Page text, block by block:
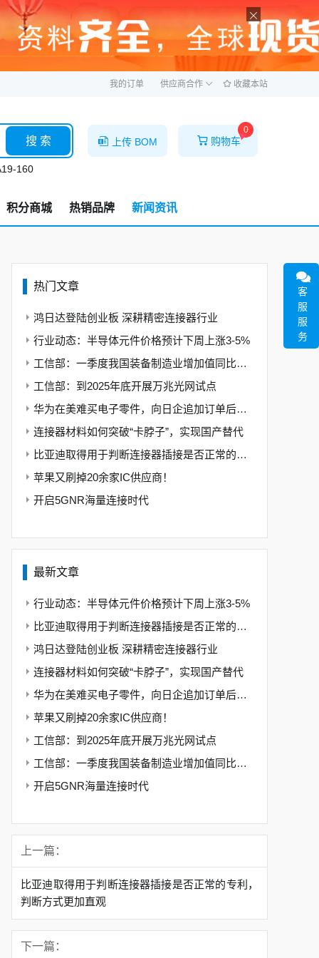
ဆ
我的订单 供应商合作 收藏本站
160
搜 索 上传 BOM
0
购物车
积分商城 热销品牌 新闻资讯
热门文章
鸿日达登陆创业板 深耕精密连接器行业
行业动态：半导体元件价格预计下周上涨3-5%
工信部：一季度我国装备制造业增加值同比增长10.9%
工信部：到2025年底开展万兆光网试点
华为在美难买电子零件，向日企追加订单后起诉美政府
连接器材料如何突破“卡脖子”，实现国产替代
比亚迪取得用于判断连接器插接是否正常的专利，判断方式更加直观
苹果又刷掉20余家IC供应商！
开启5GNR海量连接时代
最新文章
行业动态：半导体元件价格预计下周上涨3-5%
比亚迪取得用于判断连接器插接是否正常的专利，判断方式更加直观
鸿日达登陆创业板 深耕精密连接器行业
连接器材料如何突破“卡脖子”，实现国产替代
华为在美难买电子零件，向日企追加订单后起诉美政府
苹果又刷掉20余家IC供应商！
工信部：到2025年底开展万兆光网试点
工信部：一季度我国装备制造业增加值同比增长10.9%
开启5GNR海量连接时代
上一篇：
比亚迪取得用于判断连接器插接是否正常的专利，
判断方式更加直观
下一篇：
客
服
服
务